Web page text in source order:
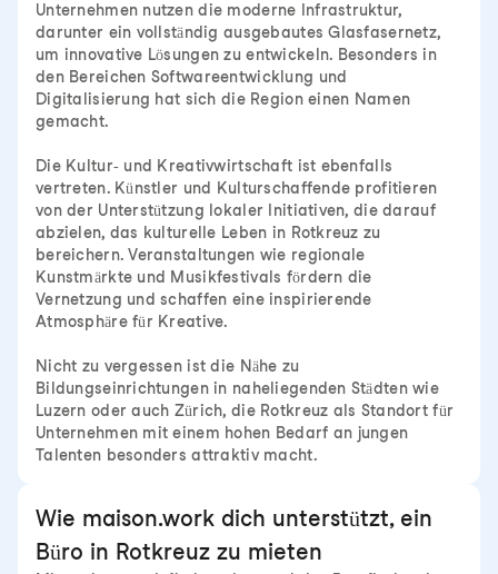
Unternehmen nutzen die moderne Infrastruktur,
darunter ein vollständig ausgebautes Glasfasernetz,
um innovative Lösungen zu entwickeln. Besonders in
den Bereichen Softwareentwicklung und
Digitalisierung hat sich die Region einen Namen
gemacht.
Die Kultur- und Kreativwirtschaft ist ebenfalls
vertreten. Künstler und Kulturschaffende profitieren
von der Unterstützung lokaler Initiativen, die darauf
abzielen, das kulturelle Leben in Rotkreuz zu
bereichern. Veranstaltungen wie regionale
Kunstmärkte und Musikfestivals fördern die
Vernetzung und schaffen eine inspirierende
Atmosphäre für Kreative.
Nicht zu vergessen ist die Nähe zu
Bildungseinrichtungen in naheliegenden Städten wie
Luzern oder auch Zürich, die Rotkreuz als Standort für
Unternehmen mit einem hohen Bedarf an jungen
Talenten besonders attraktiv macht.
Wie maison.work dich unterstützt, ein
Büro in Rotkreuz zu mieten